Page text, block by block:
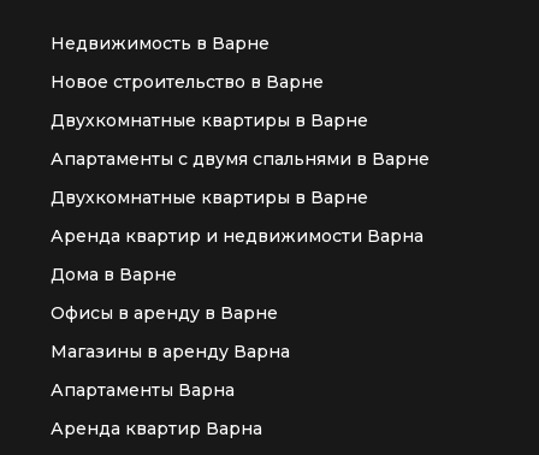
Недвижимость в Варне
Новое строительство в Варне
Двухкомнатные квартиры в Варне
Апартаменты с двумя спальнями в Варне
Двухкомнатные квартиры в Варне
Аренда квартир и недвижимости Варна
Дома в Варне
Офисы в аренду в Варне
Магазины в аренду Варна
Апартаменты Варна
Аренда квартир Варна